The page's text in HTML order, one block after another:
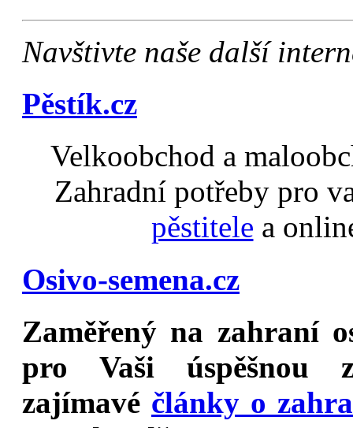
Navštivte naše další
Pěstík.cz
Velkoobchod a
Zahradní potřeby pro
pěstitele a
Osivo-semena.cz
Zaměřený na zahraní
pro Vaši úspěšnou
zajímavé články o